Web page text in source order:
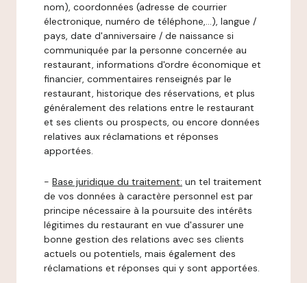
nom), coordonnées (adresse de courrier
électronique, numéro de téléphone,…), langue /
pays, date d'anniversaire / de naissance si
communiquée par la personne concernée au
restaurant, informations d'ordre économique et
financier, commentaires renseignés par le
restaurant, historique des réservations, et plus
généralement des relations entre le restaurant
et ses clients ou prospects, ou encore données
relatives aux réclamations et réponses
apportées.
- Base juridique du traitement: un tel traitement
de vos données à caractère personnel est par
principe nécessaire à la poursuite des intérêts
légitimes du restaurant en vue d'assurer une
bonne gestion des relations avec ses clients
actuels ou potentiels, mais également des
réclamations et réponses qui y sont apportées.